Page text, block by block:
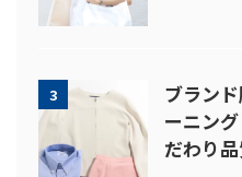
3
ブラン
ーニン
だわり